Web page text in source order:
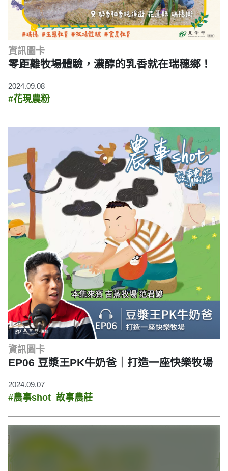
資訊圖卡
零距離牧場體驗，濃醇的乳香就在瑞穗鄉！
2024.09.08
#花現農粉
資訊圖卡
EP06 豆漿王PK牛奶爸｜打造一座快樂牧場
2024.09.07
#農事shot_故事農莊